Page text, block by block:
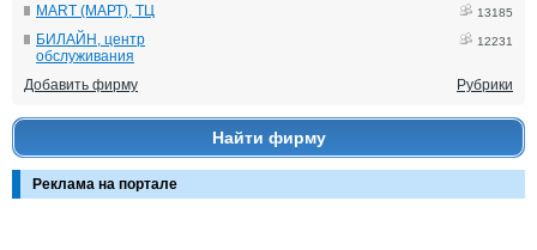
MART (МАРТ), ТЦ 13185
БИЛАЙН, центр
обслуживания
12231
Добавить фирму Рубрики
Найти фирму
Реклама на портале